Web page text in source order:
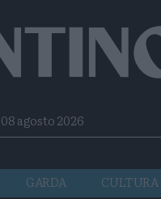
agosto 2026
GARDA CULTURA